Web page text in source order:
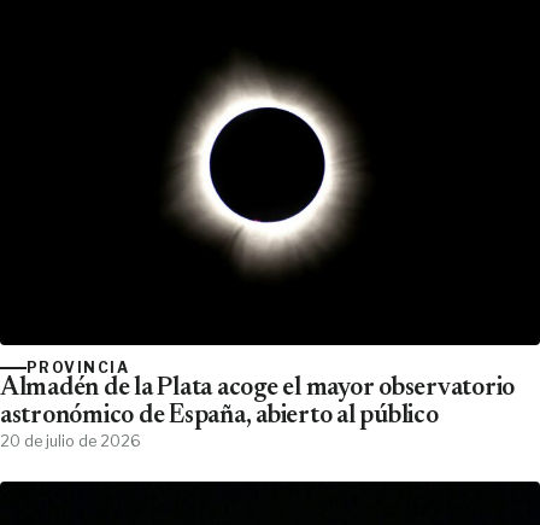
PROVINCIA
Almadén de la Plata acoge el mayor observatorio
astronómico de España, abierto al público
20 de julio de 2026